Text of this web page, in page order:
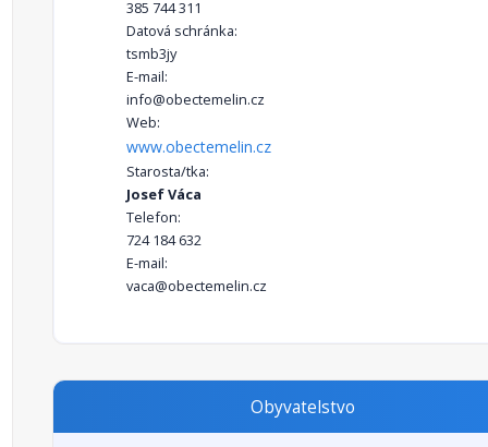
385 744 311
Datová schránka:
tsmb3jy
E-mail:
info@obectemelin.cz
Web:
www.obectemelin.cz
Starosta/tka:
Josef Váca
Telefon:
724 184 632
E-mail:
vaca@obectemelin.cz
Obyvatelstvo